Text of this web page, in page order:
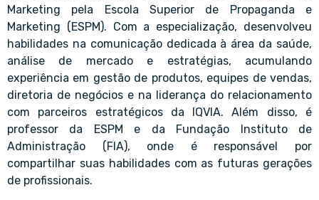
Marketing pela Escola Superior de Propaganda e
Marketing (ESPM). Com a especialização, desenvolveu
habilidades na comunicação dedicada à área da saúde,
análise de mercado e estratégias, acumulando
experiência em gestão de produtos, equipes de vendas,
diretoria de negócios e na liderança do relacionamento
com parceiros estratégicos da IQVIA. Além disso, é
professor da ESPM e da Fundação Instituto de
Administração (FIA), onde é responsável por
compartilhar suas habilidades com as futuras gerações
de profissionais.